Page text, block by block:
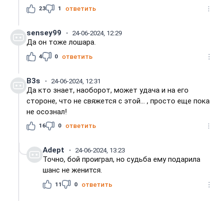
23 1 ответить
sensey99 24-06-2024, 12:29
Да он тоже лошара.
4 0 ответить
B3s 24-06-2024, 12:31
Да кто знает, наоборот, может удача и на его
стороне, что не свяжется с этой... , просто еще пока
не осознал!
16 0 ответить
Adept 24-06-2024, 13:23
Точно, бой проиграл, но судьба ему подарила
шанс не женится.
11 0 ответить